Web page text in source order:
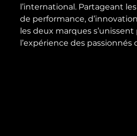
l’international. Partageant
de performance,
les deux marques
l’expérience des passionnés